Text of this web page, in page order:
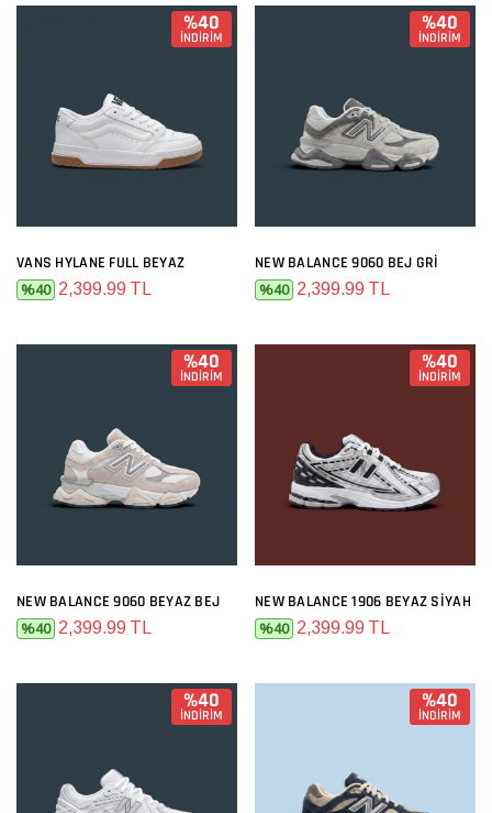
%40
İNDİRİM
VANS HYLANE FULL BEYAZ
%40 2,399.99 TL
%40
İNDİRİM
NEW BALANCE 9060 BEJ GRI
%40 2,399.99 TL
%40
İNDİRİM
NEW BALANCE 9060 BEYAZ BEJ
%40 2,399.99 TL
%40
İNDİRİM
NEW BALANCE 1906 BEYAZ SIYAH
%40 2,399.99 TL
%40
İNDİRİM
%40
İNDİRİM